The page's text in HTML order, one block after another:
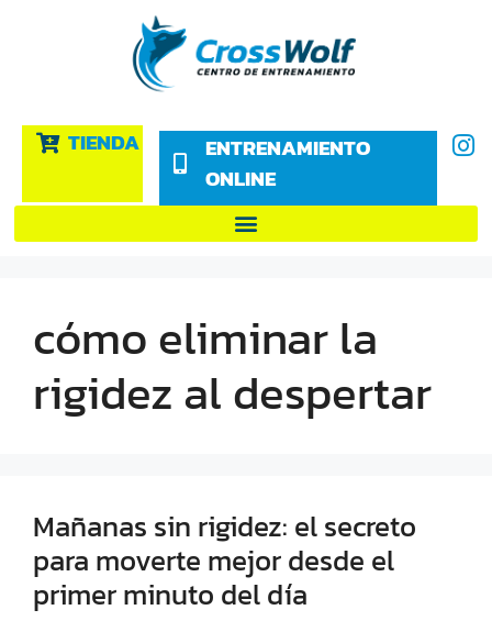
TIENDA
ENTRENAMIENTO
ONLINE
cómo eliminar la
rigidez al despertar
Mañanas sin rigidez: el secreto
para moverte mejor desde el
primer minuto del día